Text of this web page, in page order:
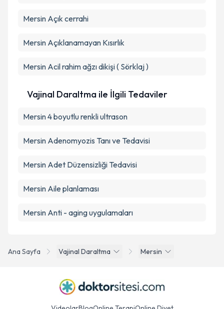
Ana Sayfa Vajinal Daraltma Mersin
Mersin Açık cerrahi
Mersin Açıklanamayan Kısırlık
Mersin Acil rahim ağzı dikişi ( Sörklaj )
Vajinal Daraltma ile İlgili Tedaviler
Mersin 4 boyutlu renkli ultrason
Mersin Adenomyozis Tanı ve Tedavisi
Mersin Adet Düzensizliği Tedavisi
Mersin Aile planlaması
Mersin Anti - aging uygulamaları